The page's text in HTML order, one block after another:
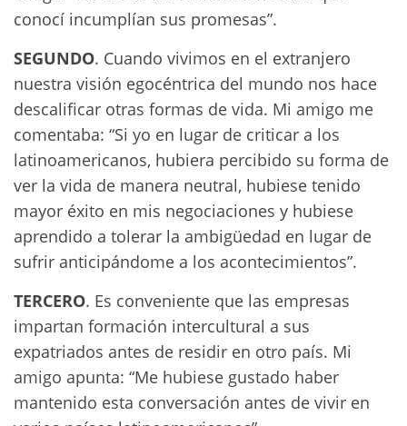
conocí incumplían sus promesas”.
SEGUNDO. Cuando vivimos en el extranjero
nuestra visión egocéntrica del mundo nos hace
descalificar otras formas de vida. Mi amigo me
comentaba: “Si yo en lugar de criticar a los
latinoamericanos, hubiera percibido su forma de
ver la vida de manera neutral, hubiese tenido
mayor éxito en mis negociaciones y hubiese
aprendido a tolerar la ambigüedad en lugar de
sufrir anticipándome a los acontecimientos”.
TERCERO. Es conveniente que las empresas
impartan formación intercultural a sus
expatriados antes de residir en otro país. Mi
amigo apunta: “Me hubiese gustado haber
mantenido esta conversación antes de vivir en